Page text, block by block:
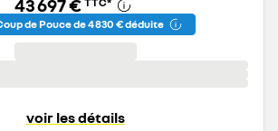
de Pouce de 4 830 € déduite
voir les détails